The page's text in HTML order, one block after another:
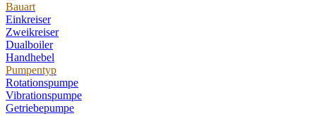
Bauart
Einkreiser
Zweikreiser
Dualboiler
Handhebel
Pumpentyp
Rotationspumpe
Vibrationspumpe
Getriebepumpe